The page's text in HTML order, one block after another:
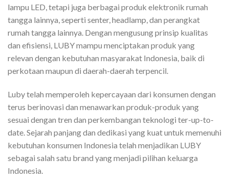
lampu LED, tetapi juga berbagai produk elektronik rumah
tangga lainnya, seperti senter, headlamp, dan perangkat
rumah tangga lainnya. Dengan mengusung prinsip kualitas
dan efisiensi, LUBY mampu menciptakan produk yang
relevan dengan kebutuhan masyarakat Indonesia, baik di
perkotaan maupun di daerah-daerah terpencil.
Luby telah memperoleh kepercayaan dari konsumen dengan
terus berinovasi dan menawarkan produk-produk yang
sesuai dengan tren dan perkembangan teknologi ter-up-to-
date. Sejarah panjang dan dedikasi yang kuat untuk memenuhi
kebutuhan konsumen Indonesia telah menjadikan LUBY
sebagai salah satu brand yang menjadi pilihan keluarga
Indonesia.